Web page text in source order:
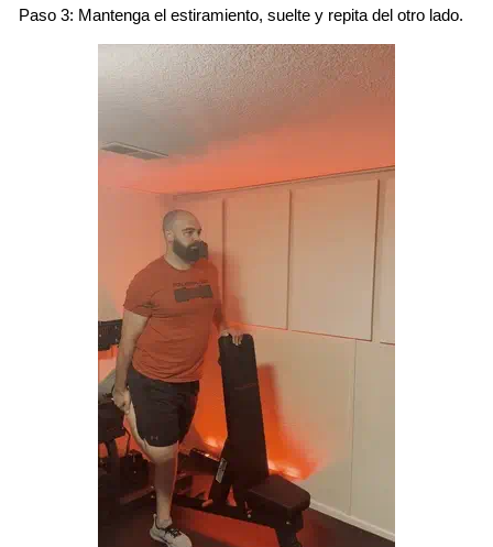
Paso 3: Mantenga el estiramiento, suelte y repita del otro lado.